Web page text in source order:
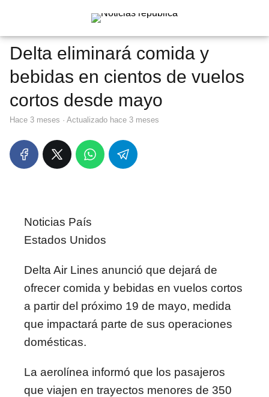
Delta eliminará comida y
bebidas en cientos de vuelos
cortos desde mayo
hace 3 meses · Actualizado hace 3 meses
Noticias País
Estados Unidos
Delta Air Lines anunció que dejará de
ofrecer comida y bebidas en vuelos cortos
a partir del próximo 19 de mayo, medida
que impactará parte de sus operaciones
domésticas.
La aerolínea informó que los pasajeros
que viajen en trayectos menores de 350